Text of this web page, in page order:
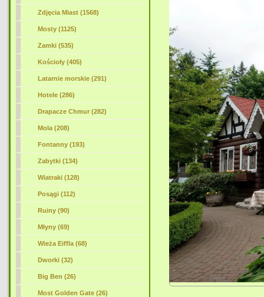
Zdjęcia Miast (1568)
Mosty (1125)
Zamki (535)
Kościoły (405)
Latarnie morskie (291)
Hotele (286)
Drapacze Chmur (282)
Mola (208)
Fontanny (193)
Zabytki (134)
Wiatraki (128)
Posągi (112)
Ruiny (90)
Młyny (69)
Wieża Eiffla (68)
Dworki (32)
Big Ben (26)
Most Golden Gate (26)